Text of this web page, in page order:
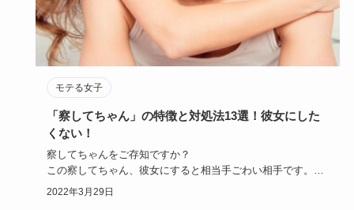
モテる女子
「察してちゃん」の特徴と対処法13選！彼女にした
くない！
察してちゃんをご存知ですか？
この察してちゃん、彼女にすると相当手ごわい相手です。
言葉になかなかしてくれない察してち…
2022年3月29日